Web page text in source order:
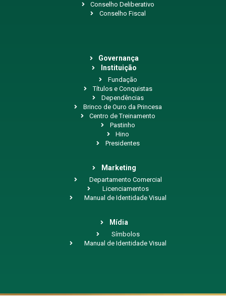
Conselho Deliberativo
Conselho Fiscal
Governança
Instituição
Fundação
Títulos e Conquistas
Dependências
Brinco de Ouro da Princesa
Centro de Treinamento
Pastinho
Hino
Presidentes
Marketing
Departamento Comercial
Licenciamentos
Manual de Identidade Visual
Mídia
Símbolos
Manual de Identidade Visual